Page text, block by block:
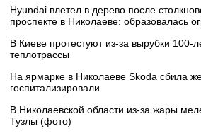
Hyundai влетел в дерево после
проспекте в Николаеве: образовалась
В Киеве протестуют из-за вырубки 100-
теплотрассы
На ярмарке в Николаеве Skoda сбила
госпитализировали
В Николаевской области из-за жары
Тузлы (фото)